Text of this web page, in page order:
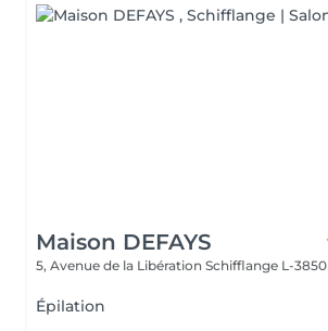
Maison DEFAYS
5, Avenue de la Libération Schifflange L-3850
Épilation